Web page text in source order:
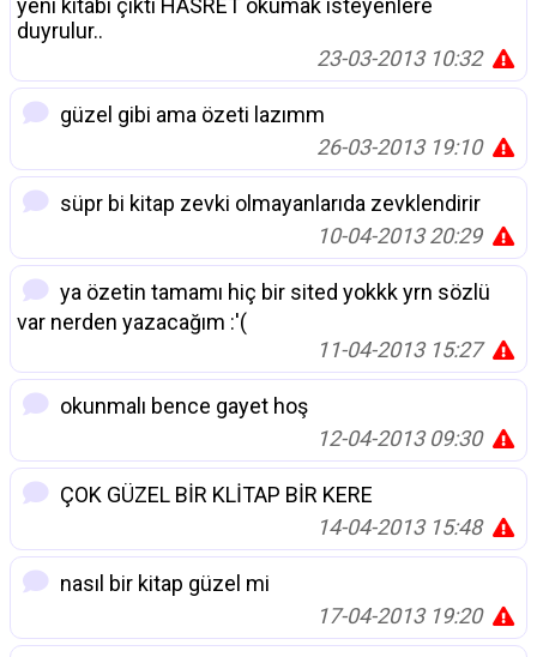
yeni kitabı çıktı HASRET okumak isteyenlere
duyrulur..
23-03-2013 10:32
güzel gibi ama özeti lazımm
26-03-2013 19:10
süpr bi kitap zevki olmayanlarıda zevklendirir
10-04-2013 20:29
ya özetin tamamı hiç bir sited yokkk yrn sözlü
var nerden yazacağım :'(
11-04-2013 15:27
okunmalı bence gayet hoş
12-04-2013 09:30
ÇOK GÜZEL BİR KLİTAP BİR KERE
14-04-2013 15:48
nasıl bir kitap güzel mi
17-04-2013 19:20